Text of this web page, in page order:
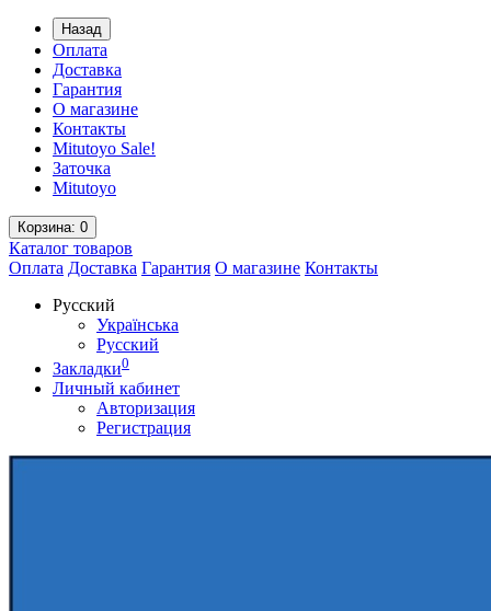
Назад
Оплата
Доставка
Гарантия
О магазине
Контакты
Mitutoyo Sale!
Заточка
Mitutoyo
Корзина: 0
Каталог товаров
Оплата Доставка Гарантия О магазине Контакты
Русский
Українська
Русский
Закладки0
Личный кабинет
Авторизация
Регистрация